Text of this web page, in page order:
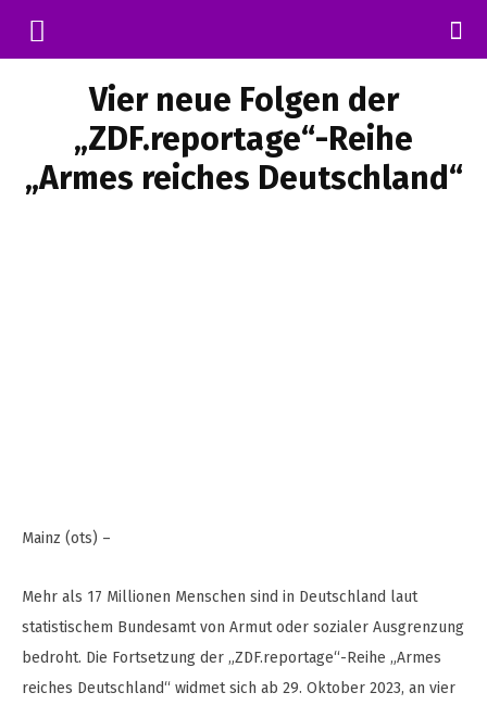
Vier neue Folgen der
„ZDF.reportage“-Reihe
„Armes reiches Deutschland“
Mainz (ots) –
Mehr als 17 Millionen Menschen sind in Deutschland laut
statistischem Bundesamt von Armut oder sozialer Ausgrenzung
bedroht. Die Fortsetzung der „ZDF.reportage“-Reihe „Armes
reiches Deutschland“ widmet sich ab 29. Oktober 2023, an vier